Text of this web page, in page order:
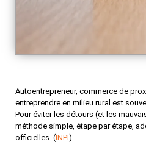
Autoentrepreneur, commerce de
entreprendre en milieu rural est
Pour éviter les détours (et les
méthode simple, étape par étape,
officielles. (INPI)